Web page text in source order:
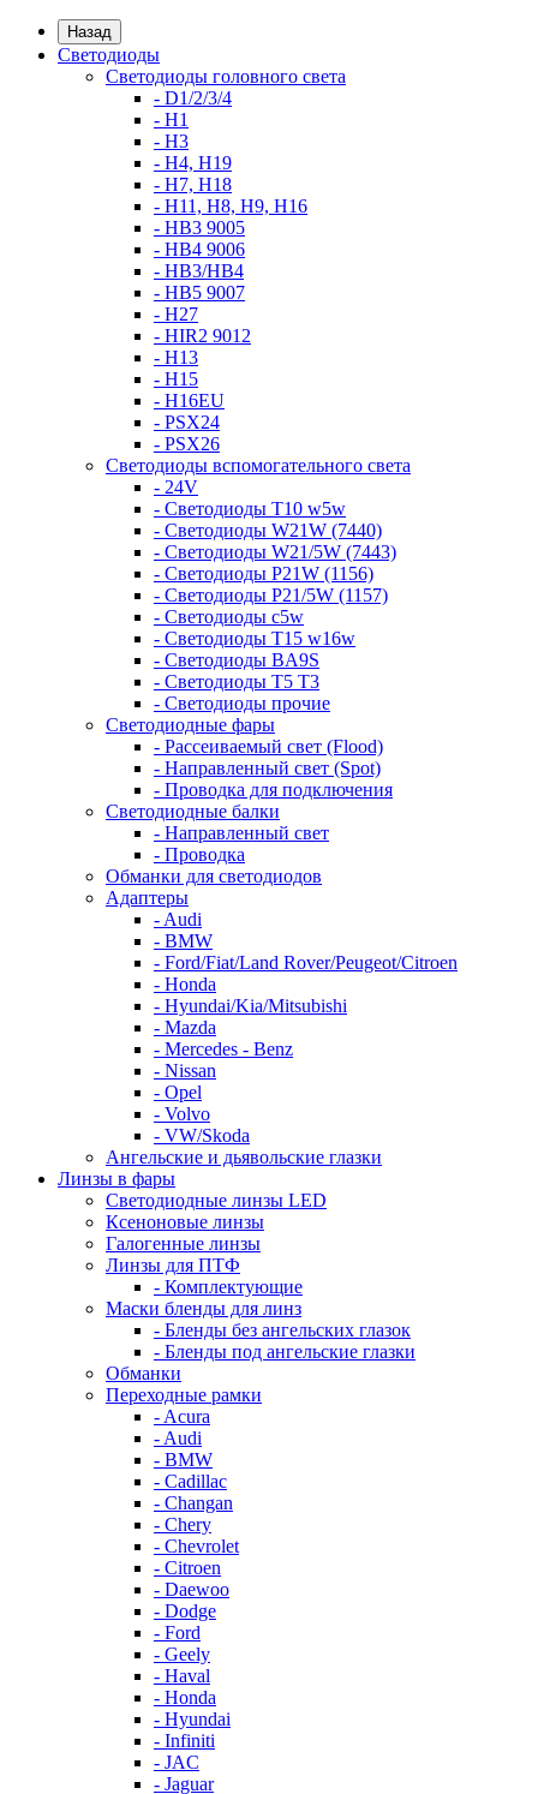
Назад
Светодиоды
Светодиоды головного света
- D1/2/3/4
- H1
- H3
- H4, H19
- H7, H18
- H11, H8, H9, H16
- HB3 9005
- HB4 9006
- HB3/HB4
- HB5 9007
- H27
- HIR2 9012
- H13
- H15
- H16EU
- PSX24
- PSX26
Светодиоды вспомогательного света
- 24V
- Светодиоды T10 w5w
- Светодиоды W21W (7440)
- Светодиоды W21/5W (7443)
- Светодиоды P21W (1156)
- Светодиоды P21/5W (1157)
- Светодиоды c5w
- Светодиоды T15 w16w
- Светодиоды BA9S
- Светодиоды T5 T3
- Светодиоды прочие
Светодиодные фары
- Рассеиваемый свет (Flood)
- Направленный свет (Spot)
- Проводка для подключения
Светодиодные балки
- Направленный свет
- Проводка
Обманки для светодиодов
Адаптеры
- Audi
- BMW
- Ford/Fiat/Land Rover/Peugeot/Citroen
- Honda
- Hyundai/Kia/Mitsubishi
- Mazda
- Mercedes - Benz
- Nissan
- Opel
- Volvo
- VW/Skoda
Ангельские и дьявольские глазки
Линзы в фары
Светодиодные линзы LED
Ксеноновые линзы
Галогенные линзы
Линзы для ПТФ
- Комплектующие
Маски бленды для линз
- Бленды без ангельских глазок
- Бленды под ангельские глазки
Обманки
Переходные рамки
- Acura
- Audi
- BMW
- Cadillac
- Changan
- Chery
- Chevrolet
- Citroen
- Daewoo
- Dodge
- Ford
- Geely
- Haval
- Honda
- Hyundai
- Infiniti
- JAC
- Jaguar